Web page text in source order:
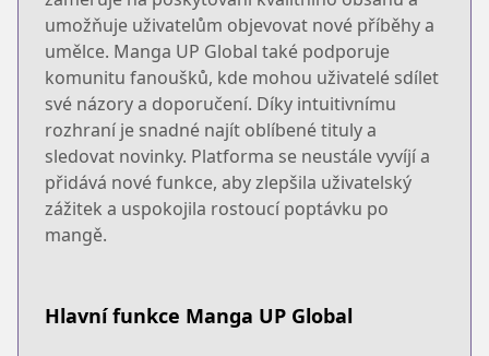
umožňuje uživatelům objevovat nové příběhy a
umělce. Manga UP Global také podporuje
komunitu fanoušků, kde mohou uživatelé sdílet
své názory a doporučení. Díky intuitivnímu
rozhraní je snadné najít oblíbené tituly a
sledovat novinky. Platforma se neustále vyvíjí a
přidává nové funkce, aby zlepšila uživatelský
zážitek a uspokojila rostoucí poptávku po
mangě.
Hlavní funkce Manga UP Global